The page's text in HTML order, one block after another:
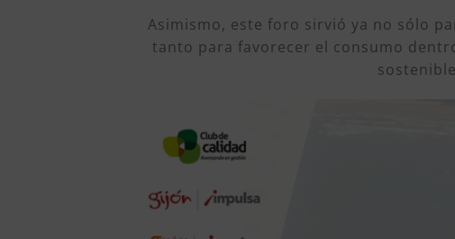
Asimismo, este foro sirvió ya no sólo
tanto para favorecer el consumo